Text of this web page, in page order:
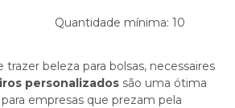
Quantidade mínima: 10
beleza para bolsas, necessaires
personalizados são uma ótima
empresas que prezam pela